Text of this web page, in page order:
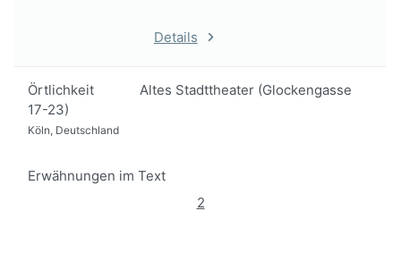
Details
Örtlichkeit
Altes Stadttheater (Glockengasse
17-23)
Köln, Deutschland
Erwähnungen im Text
2